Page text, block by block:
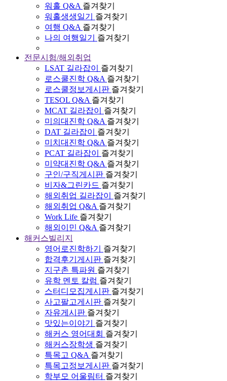
워홀 Q&A 즐겨찾기
워홀생생일기
즐겨찾기
여행 Q&A 즐겨찾기
나의 여행일기
즐겨찾기
전문시험/해외취업
LSAT 길라잡이
즐겨찾기
로스쿨진학 Q&A 즐겨찾기
로스쿨정보게시판 즐겨찾기
TESOL Q&A 즐겨찾기
MCAT 길라잡이
즐겨찾기
미의대진학 Q&A 즐겨찾기
DAT 길라잡이
즐겨찾기
미치대진학 Q&A 즐겨찾기
PCAT 길라잡이
즐겨찾기
미약대진학 Q&A 즐겨찾기
구인/구직게시판 즐겨찾기
비자&그린카드 즐겨찾기
해외취업 길라잡이
즐겨찾기
해외취업 Q&A 즐겨찾기
Work Life 즐겨찾기
해외이민 Q&A 즐겨찾기
해커스빌리지
영어로진학하기
즐겨찾기
합격후기게시판 즐겨찾기
지구촌 특파원 즐겨찾기
유학 멘토 칼럼 즐겨찾기
스터디모집게시판 즐겨찾기
사고팔고게시판 즐겨찾기
자유게시판 즐겨찾기
맛있는이야기
즐겨찾기
해커스 영어대회 즐겨찾기
해커스장학생 즐겨찾기
특목고 Q&A 즐겨찾기
특목고정보게시판 즐겨찾기
학부모 어울림터 즐겨찾기